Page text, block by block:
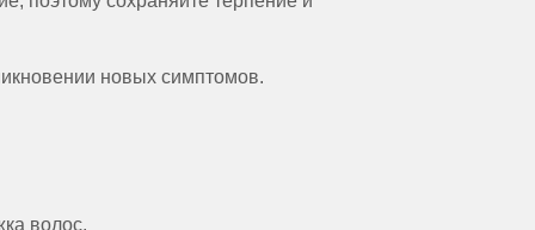
новых симптомов.
волос.